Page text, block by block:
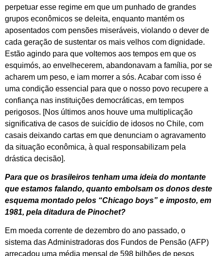
perpetuar esse regime em que um punhado de grandes
grupos econômicos se deleita, enquanto mantém os
aposentados com pensões miseráveis, violando o dever de
cada geração de sustentar os mais velhos com dignidade.
Estão agindo para que voltemos aos tempos em que os
esquimós, ao envelhecerem, abandonavam a família, por se
acharem um peso, e iam morrer a sós. Acabar com isso é
uma condição essencial para que o nosso povo recupere a
confiança nas instituições democráticas, em tempos
perigosos. [Nos últimos anos houve uma multiplicação
significativa de casos de suicídio de idosos no Chile, com
casais deixando cartas em que denunciam o agravamento
da situação econômica, à qual responsabilizam pela
drástica decisão].
Para que os brasileiros tenham uma ideia do montante
que estamos falando, quanto embolsam os donos deste
esquema montado pelos “Chicago boys” e imposto, em
1981, pela ditadura de Pinochet?
Em moeda corrente de dezembro do ano passado, o
sistema das Administradoras dos Fundos de Pensão (AFP)
arrecadou uma média mensal de 598 bilhões de pesos